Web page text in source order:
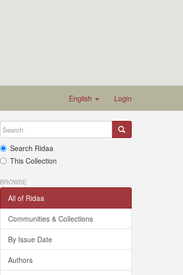
English Login
Search Ridaa
This Collection
BROWSE
All of Ridaa
Communities & Collections
By Issue Date
Authors